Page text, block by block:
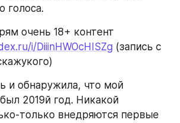
голоса.
i/DiiinHWOcHISZg (запись с
2019й год. Никакой
только внедряются первые